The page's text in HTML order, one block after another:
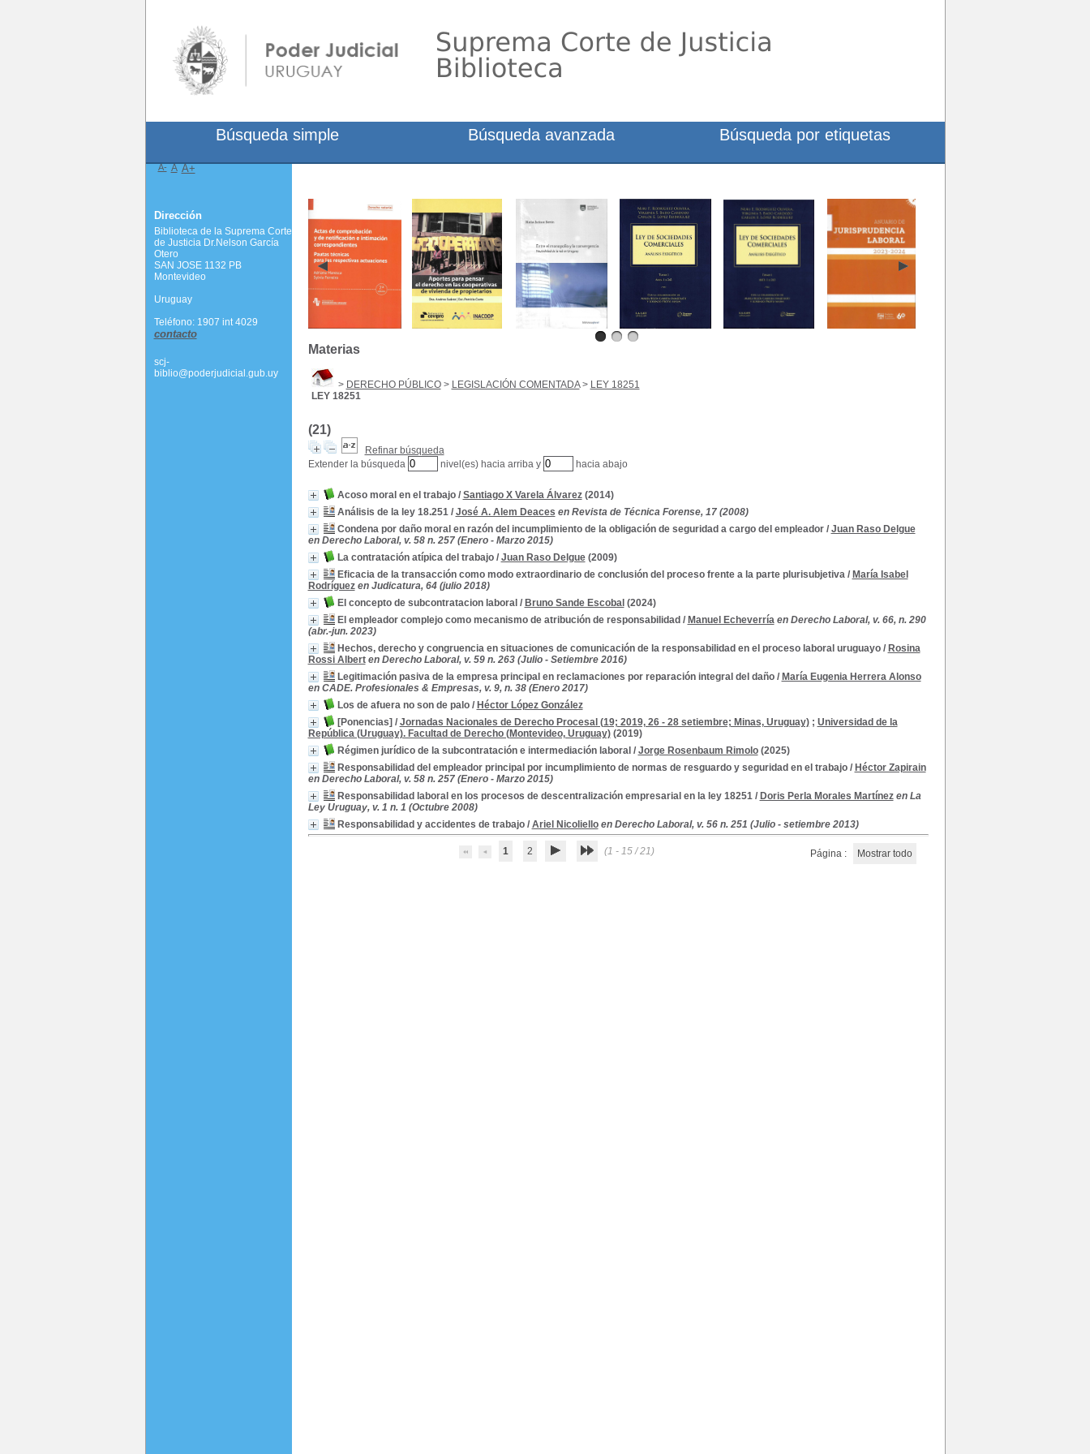
Materias
> DERECHO PÚBLICO> LEGISLACIÓN COMENTADA> LEY 18251
LEY 18251
(21)
Refinar búsqueda
Extender la búsqueda
nivel(es) hacia arriba y hacia abajo
Acoso moral en el trabajo/ Santiago X Varela Álvarez(2014)
Análisis de la ley 18.251/ José A. Alem Deaces en Revista de Técnica Forense, 17 (2008)
Condena por daño moral en razón del incumplimiento de la obligación de seguridad a cargo del empleador/ Juan Raso Delgue
en Derecho Laboral, v. 58 n. 257 (Enero - Marzo 2015)
La contratación atípica del trabajo/ Juan Raso Delgue(2009)
Eficacia de la transacción como modo extraordinario de conclusión del proceso frente a la parte plurisubjetiva/ María Isabel
Rodríguez en Judicatura, 64 (julio 2018)
El concepto de subcontratacion laboral / Bruno Sande Escobal (2024)
El empleador complejo como mecanismo de atribución de responsabilidad / Manuel Echeverría en Derecho Laboral, v. 66, n. 290
(abr.-jun. 2023)
Hechos, derecho y congruencia en situaciones de comunicación de la responsabilidad en el proceso laboral uruguayo/ Rosina
Rossi Albert en Derecho Laboral, v. 59 n. 263 (Julio - Setiembre 2016)
Legitimación pasiva de la empresa principal en reclamaciones por reparación integral del daño/ María Eugenia Herrera Alonso
en CADE. Profesionales & Empresas, v. 9, n. 38 (Enero 2017)
Los de afuera no son de palo/ Héctor López González
[Ponencias] / Jornadas Nacionales de Derecho Procesal (19; 2019, 26 - 28 setiembre; Minas, Uruguay); Universidad de la
República (Uruguay). Facultad de Derecho (Montevideo, Uruguay)(2019)
Régimen jurídico de la subcontratación e intermediación laboral / Jorge Rosenbaum Rimolo(2025)
Responsabilidad del empleador principal por incumplimiento de normas de resguardo y seguridad en el trabajo/ Héctor Zapirain
en Derecho Laboral, v. 58 n. 257 (Enero - Marzo 2015)
Responsabilidad laboral en los procesos de descentralización empresarial en la ley 18251/ Doris Perla Morales Martínez en La
Ley Uruguay, v. 1 n. 1 (Octubre 2008)
Responsabilidad y accidentes de trabajo/ Ariel Nicoliello en Derecho Laboral, v. 56 n. 251 (Julio - setiembre 2013)
1 2 (1 - 15 / 21) Página : Mostrar todo
Búsqueda simple Búsqueda avanzada Búsqueda por etiquetas
A- A A+
Dirección
Biblioteca de la Suprema Corte
de Justicia Dr.Nelson García
Otero
SAN JOSE 1132 PB
Montevideo
Uruguay
Teléfono: 1907 int 4029
contacto
scj-
biblio@poderjudicial.gub.uy